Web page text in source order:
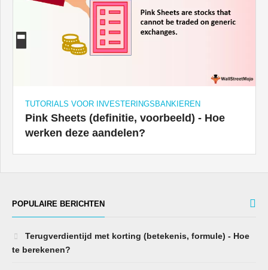
TUTORIALS VOOR INVESTERINGSBANKIEREN
Pink Sheets (definitie, voorbeeld) - Hoe
werken deze aandelen?
POPULAIRE BERICHTEN
Terugverdientijd met korting (betekenis, formule) - Hoe
te berekenen?